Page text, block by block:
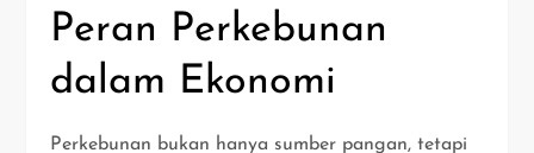
Peran Perkebunan
dalam Ekonomi
Perkebunan bukan hanya sumber pangan, tetapi